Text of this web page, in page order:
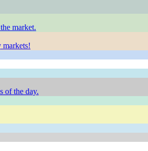
market.
markets!
of the day.